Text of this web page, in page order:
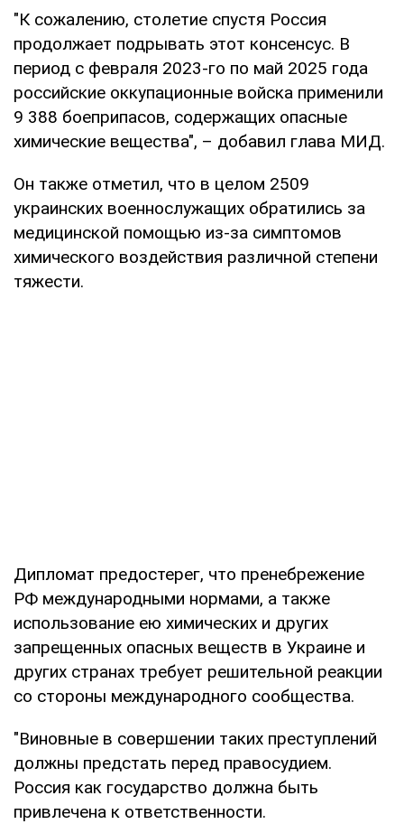
"К сожалению, столетие спустя Россия
продолжает подрывать этот консенсус. В
период с февраля 2023-го по май 2025 года
российские оккупационные войска применили
9 388 боеприпасов, содержащих опасные
химические вещества", – добавил глава МИД.
Он также отметил, что в целом 2509
украинских военнослужащих обратились за
медицинской помощью из-за симптомов
химического воздействия различной степени
тяжести.
Дипломат предостерег, что пренебрежение
РФ международными нормами, а также
использование ею химических и других
запрещенных опасных веществ в Украине и
других странах требует решительной реакции
со стороны международного сообщества.
"Виновные в совершении таких преступлений
должны предстать перед правосудием.
Россия как государство должна быть
привлечена к ответственности.